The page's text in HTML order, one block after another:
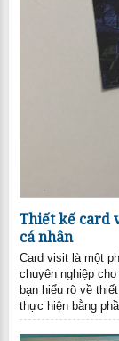
Thiết kế card
cá nhân
Card visit là một
chuyên nghiệp
bạn hiểu rõ về
thực hiện bằng